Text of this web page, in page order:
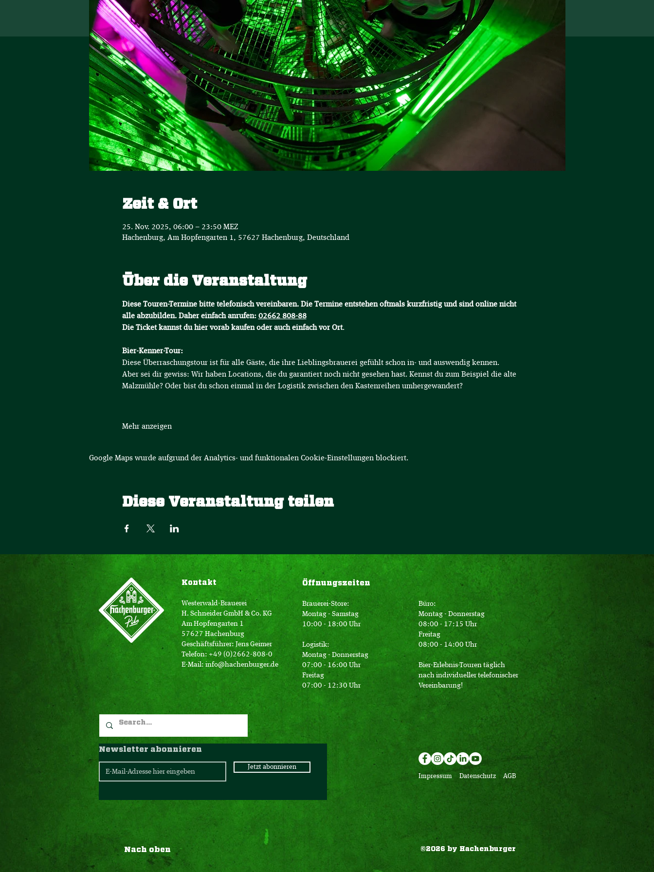
Zeit & Ort
25. Nov. 2025, 06:00 – 23:50 MEZ
Hachenburg, Am Hopfengarten 1, 57627 Hachenburg, Deutschland
Über die Veranstaltung
Diese Touren-Termine bitte telefonisch vereinbaren. Die Termine entstehen oftmals kurzfristig und sind online nicht
alle abzubilden. Daher einfach anrufen: 02662 808-88
Die Ticket kannst du hier vorab kaufen oder auch einfach vor Ort.
Bier-Kenner-Tour:
Diese Überraschungstour ist für alle Gäste, die ihre Lieblingsbrauerei gefühlt schon in- und auswendig kennen.
Aber sei dir gewiss: Wir haben Locations, die du garantiert noch nicht gesehen hast. Kennst du zum Beispiel die alte
Malzmühle? Oder bist du schon einmal in der Logistik zwischen den Kastenreihen umhergewandert?
Mehr anzeigen
Google Maps wurde aufgrund der Analytics- und funktionalen Cookie-Einstellungen blockiert.
Diese Veranstaltung teilen
Kontakt
Westerwald-Brauerei
H. Schneider GmbH & Co. KG
Am Hopfengarten 1
57627 Hachenburg
Geschäftsführer: Jens Geimer
Telefon: +49 (0)2662-808-0
E-Mail: info@hachenburger.de
Öffnungszeiten
Brauerei-Store:
Montag - Samstag
10:00 - 18:00 Uhr
Logistik:
Montag - Donnerstag
07:00 - 16:00 Uhr
Freitag
07:00 - 12:30 Uhr
Büro:
Montag - Donnerstag
08:00 - 17:15 Uhr
Freitag
08:00 - 14:00 Uhr
Bier-Erlebnis-Touren täglich
nach individueller telefonischer
Vereinbarung!
Newsletter abonnieren
Jetzt abonnieren
Impressum
Datenschutz AGB
Nach oben ©2026 by Hachenburger